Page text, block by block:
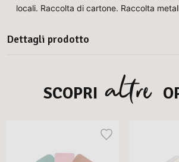
locali. Raccolta di cartone. Raccolta
Dettagli prodotto
SCOPRI altre